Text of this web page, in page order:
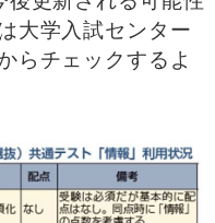
大学入試センター
らチェックするよ